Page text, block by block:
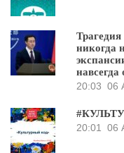
никогда
навсегда
20:03 06
20:01
06